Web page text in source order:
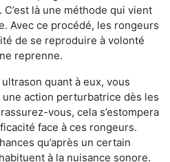
là une méthode qui vient
Avec ce procédé, les rongeurs
de se reproduire à volonté
reprenne.
ultrason quant à eux, vous
action perturbatrice dès les
vous, cela s’estompera
face à ces rongeurs.
qu’après un certain
à la nuisance sonore.